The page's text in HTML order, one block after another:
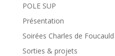
POLE SUP
Présentation
Soirées Charles de Foucauld
Sorties & projets